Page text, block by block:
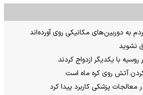
به دوربین‌های مکانیکی روی آورده‌اند
نشوید
با یکدیگر ازدواج کردند
آتش روی کره ماه است
معالجات پزشکی کاربرد پیدا کرد